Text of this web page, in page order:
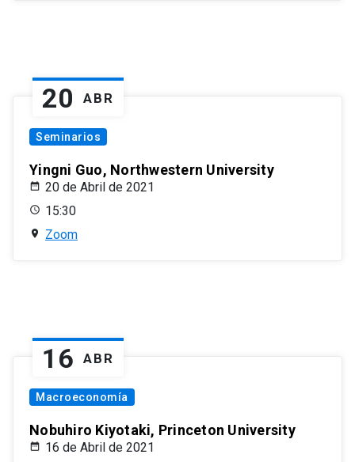
20 ABR
Seminarios
Yingni Guo, Northwestern University
20 de Abril de 2021
15:30
Zoom
16 ABR
Macroeconomía
Nobuhiro Kiyotaki, Princeton University
16 de Abril de 2021